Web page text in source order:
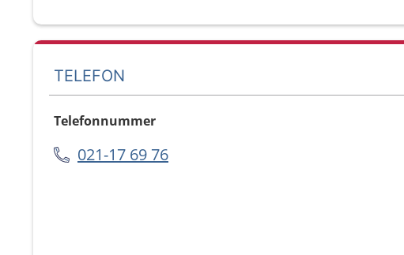
TELEFON
Telefonnummer
021-17 69 76